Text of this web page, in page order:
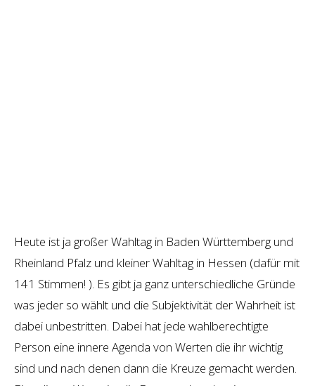
Heute ist ja großer Wahltag in Baden Württemberg und
Rheinland Pfalz und kleiner Wahltag in Hessen (dafür mit
141 Stimmen! ). Es gibt ja ganz unterschiedliche Gründe
was jeder so wählt und die Subjektivität der Wahrheit ist
dabei unbestritten. Dabei hat jede wahlberechtigte
Person eine innere Agenda von Werten die ihr wichtig
sind und nach denen dann die Kreuze gemacht werden.